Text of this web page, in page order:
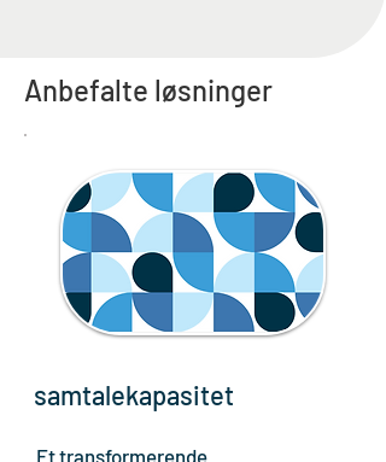
Anbefalte løsninger
samtalekapasitet
Et transformerende